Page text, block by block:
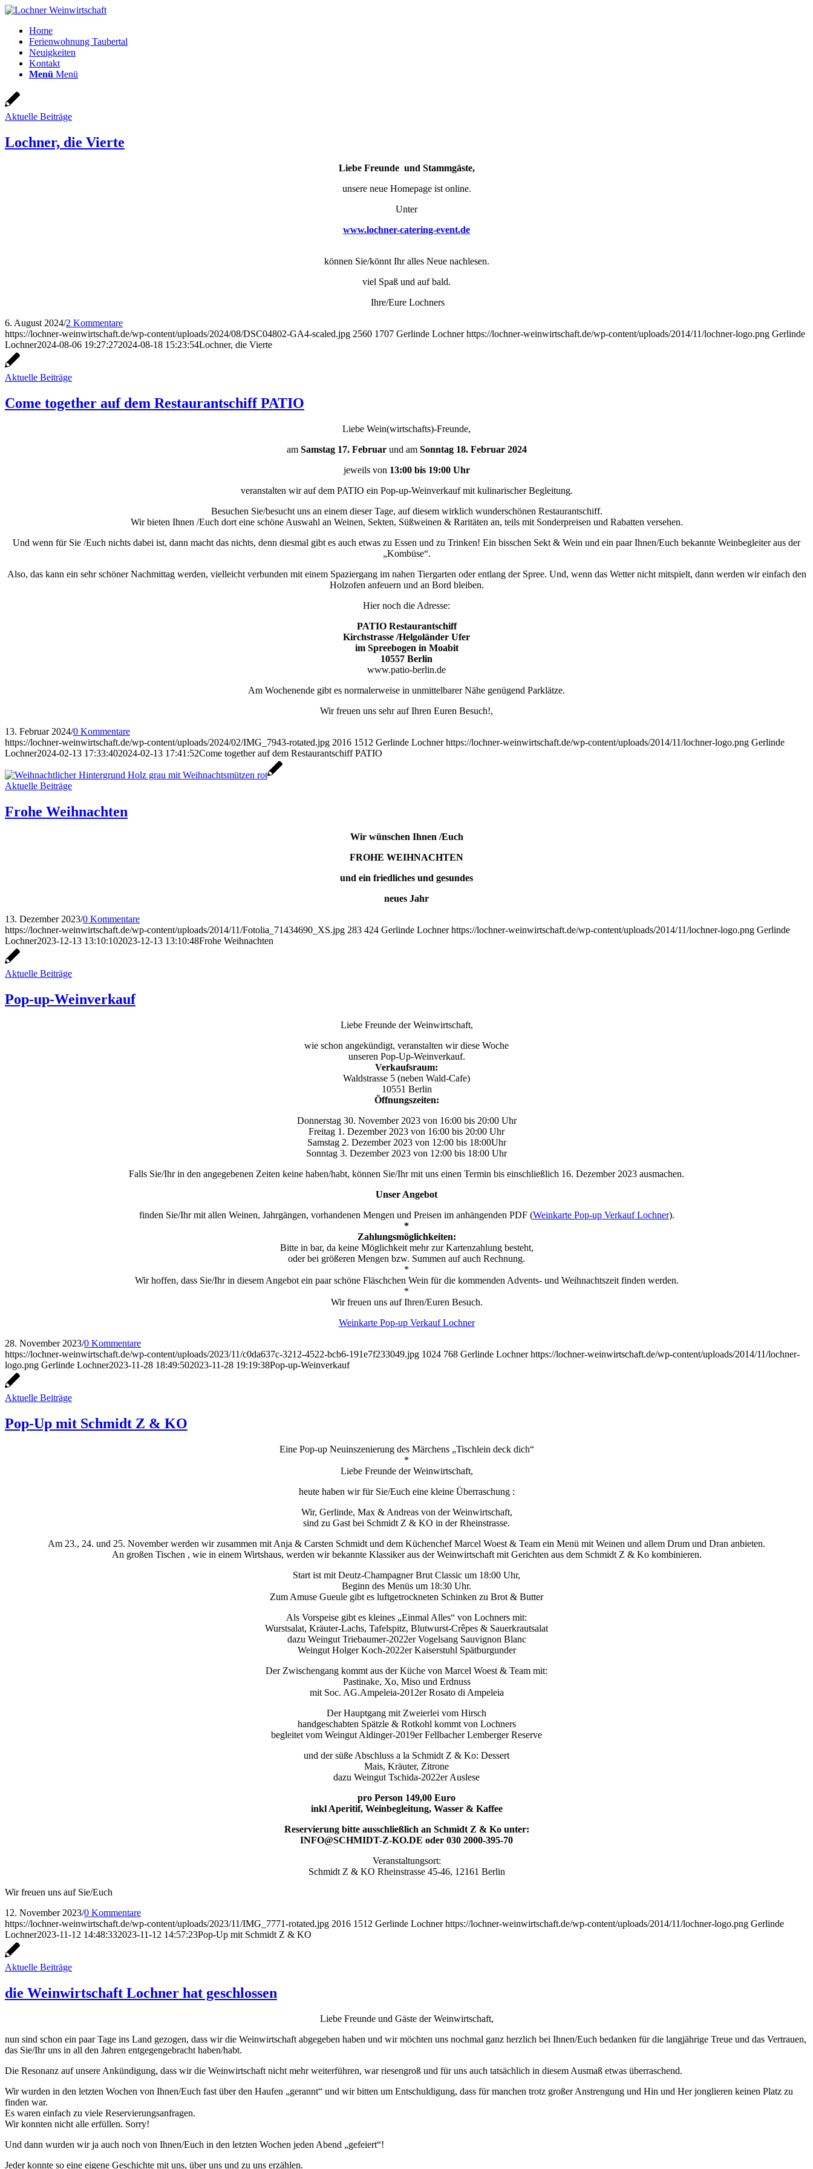
Home
Ferienwohnung Taubertal
Neuigkeiten
Kontakt
Menü Menü
Aktuelle Beiträge
Lochner, die Vierte
Liebe Freunde und Stammgäste,
unsere neue Homepage ist online.
Unter
www.lochner-catering-event.de
können Sie/könnt Ihr alles Neue nachlesen.
viel Spaß und auf bald.
Ihre/Eure Lochners
6. August 2024/2 Kommentare
https://lochner-weinwirtschaft.de/wp-content/uploads/2024/08/DSC04802-GA4-scaled.jpg 2560 1707 Gerlinde Lochner https://lochner-weinwirtschaft.de/wp-content/uploads/2014/11/lochner-logo.png Gerlinde
Lochner2024-08-06 19:27:272024-08-18 15:23:54Lochner, die Vierte
Aktuelle Beiträge
Come together auf dem Restaurantschiff PATIO
Liebe Wein(wirtschafts)-Freunde,
am Samstag 17. Februarund am Sonntag 18. Februar 2024
jeweils von 13:00 bis 19:00 Uhr
veranstalten wir auf dem PATIO ein Pop-up-Weinverkauf mit kulinarischer Begleitung.
Besuchen Sie/besucht uns an einem dieser Tage, auf diesem wirklich wunderschönen Restaurantschiff.
Wir bieten Ihnen /Euch dort eine schöne Auswahl an Weinen, Sekten, Süßweinen & Raritäten an, teils mit Sonderpreisen und Rabatten versehen.
Und wenn für Sie /Euch nichts dabei ist, dann macht das nichts, denn diesmal gibt es auch etwas zu Essen und zu Trinken! Ein bisschen Sekt & Wein und ein paar Ihnen/Euch bekannte Weinbegleiter aus der
„Kombüse“.
Also, das kann ein sehr schöner Nachmittag werden, vielleicht verbunden mit einem Spaziergang im nahen Tiergarten oder entlang der Spree. Und, wenn das Wetter nicht mitspielt, dann werden wir einfach den
Holzofen anfeuern und an Bord bleiben.
Hier noch die Adresse:
PATIO Restaurantschiff
Kirchstrasse /Helgoländer Ufer
im Spreebogen in Moabit
10557 Berlin
www.patio-berlin.de
Am Wochenende gibt es normalerweise in unmittelbarer Nähe genügend Parklätze.
Wir freuen uns sehr auf Ihren Euren Besuch!,
13. Februar 2024/0 Kommentare
https://lochner-weinwirtschaft.de/wp-content/uploads/2024/02/IMG_7943-rotated.jpg 2016 1512 Gerlinde Lochner https://lochner-weinwirtschaft.de/wp-content/uploads/2014/11/lochner-logo.png Gerlinde
Lochner2024-02-13 17:33:402024-02-13 17:41:52Come together auf dem Restaurantschiff PATIO
Aktuelle Beiträge
Frohe Weihnachten
Wir wünschen Ihnen /Euch
FROHE WEIHNACHTEN
und ein friedliches und gesundes
neues Jahr
13. Dezember 2023/0 Kommentare
https://lochner-weinwirtschaft.de/wp-content/uploads/2014/11/Fotolia_71434690_XS.jpg 283 424 Gerlinde Lochner https://lochner-weinwirtschaft.de/wp-content/uploads/2014/11/lochner-logo.png Gerlinde
Lochner2023-12-13 13:10:102023-12-13 13:10:48Frohe Weihnachten
Aktuelle Beiträge
Pop-up-Weinverkauf
Liebe Freunde der Weinwirtschaft,
wie schon angekündigt, veranstalten wir diese Woche
unseren Pop-Up-Weinverkauf.
Verkaufsraum:
Waldstrasse 5 (neben Wald-Cafe)
10551 Berlin
Öffnungszeiten:
Donnerstag 30. November 2023 von 16:00 bis 20:00 Uhr
Freitag 1. Dezember 2023 von 16:00 bis 20:00 Uhr
Samstag 2. Dezember 2023 von 12:00 bis 18:00Uhr
Sonntag 3. Dezember 2023 von 12:00 bis 18:00 Uhr
Falls Sie/Ihr in den angegebenen Zeiten keine haben/habt, können Sie/Ihr mit uns einen Termin bis einschließlich 16. Dezember 2023 ausmachen.
Unser Angebot
finden Sie/Ihr mit allen Weinen, Jahrgängen, vorhandenen Mengen und Preisen im anhängenden PDF (Weinkarte Pop-up Verkauf Lochner).
*
Zahlungsmöglichkeiten:
Bitte in bar, da keine Möglichkeit mehr zur Kartenzahlung besteht,
oder bei größeren Mengen bzw. Summen auf auch Rechnung.
*
Wir hoffen, dass Sie/Ihr in diesem Angebot ein paar schöne Fläschchen Wein für die kommenden Advents- und Weihnachtszeit finden werden.
*
Wir freuen uns auf Ihren/Euren Besuch.
Weinkarte Pop-up Verkauf Lochner
28. November 2023/0 Kommentare
https://lochner-weinwirtschaft.de/wp-content/uploads/2023/11/c0da637c-3212-4522-bcb6-191e7f233049.jpg 1024 768 Gerlinde Lochner https://lochner-weinwirtschaft.de/wp-content/uploads/2014/11/lochner-
logo.png Gerlinde Lochner2023-11-28 18:49:502023-11-28 19:19:38Pop-up-Weinverkauf
Aktuelle Beiträge
Pop-Up mit Schmidt Z & KO
Eine Pop-up Neuinszenierung des Märchens „Tischlein deck dich“
*
Liebe Freunde der Weinwirtschaft,
heute haben wir für Sie/Euch eine kleine Überraschung :
Wir, Gerlinde, Max & Andreas von der Weinwirtschaft,
sind zu Gast bei Schmidt Z & KO in der Rheinstrasse.
Am 23., 24. und 25. November werden wir zusammen mit Anja & Carsten Schmidt und dem Küchenchef Marcel Woest & Team ein Menü mit Weinen und allem Drum und Dran anbieten.
An großen Tischen , wie in einem Wirtshaus, werden wir bekannte Klassiker aus der Weinwirtschaft mit Gerichten aus dem Schmidt Z & Ko kombinieren.
Start ist mit Deutz-Champagner Brut Classic um 18:00 Uhr,
Beginn des Menüs um 18:30 Uhr.
Zum Amuse Gueule gibt es luftgetrockneten Schinken zu Brot & Butter
Als Vorspeise gibt es kleines „Einmal Alles“ von Lochners mit:
Wurstsalat, Kräuter-Lachs, Tafelspitz, Blutwurst-Crêpes & Sauerkrautsalat
dazu Weingut Triebaumer-2022er Vogelsang Sauvignon Blanc
Weingut Holger Koch-2022er Kaiserstuhl Spätburgunder
Der Zwischengang kommt aus der Küche von Marcel Woest & Team mit:
Pastinake, Xo, Miso und Erdnuss
mit Soc. AG.Ampeleia-2012er Rosato di Ampeleia
Der Hauptgang mit Zweierlei vom Hirsch
handgeschabten Spätzle & Rotkohl kommt von Lochners
begleitet vom Weingut Aldinger-2019er Fellbacher Lemberger Reserve
und der süße Abschluss a la Schmidt Z & Ko: Dessert
Mais, Kräuter, Zitrone
dazu Weingut Tschida-2022er Auslese
pro Person 149,00 Euro
inkl Aperitif, Weinbegleitung, Wasser & Kaffee
Reservierung bitte ausschließlich an Schmidt Z & Ko unter:
INFO@SCHMIDT-Z-KO.DE oder 030 2000-395-70
Veranstaltungsort:
Schmidt Z & KO Rheinstrasse 45-46, 12161 Berlin
Wir freuen uns auf Sie/Euch
12. November 2023/0 Kommentare
https://lochner-weinwirtschaft.de/wp-content/uploads/2023/11/IMG_7771-rotated.jpg 2016 1512 Gerlinde Lochner https://lochner-weinwirtschaft.de/wp-content/uploads/2014/11/lochner-logo.png Gerlinde
Lochner2023-11-12 14:48:332023-11-12 14:57:23Pop-Up mit Schmidt Z & KO
Aktuelle Beiträge
die Weinwirtschaft Lochner hat geschlossen
Liebe Freunde und Gäste der Weinwirtschaft,
nun sind schon ein paar Tage ins Land gezogen, dass wir die Weinwirtschaft abgegeben haben und wir möchten uns nochmal ganz herzlich bei Ihnen/Euch bedanken für die langjährige Treue und das Vertrauen,
das Sie/Ihr uns in all den Jahren entgegengebracht haben/habt.
Die Resonanz auf unsere Ankündigung, dass wir die Weinwirtschaft nicht mehr weiterführen, war riesengroß und für uns auch tatsächlich in diesem Ausmaß etwas überraschend.
Wir wurden in den letzten Wochen von Ihnen/Euch fast über den Haufen „gerannt“ und wir bitten um Entschuldigung, dass für manchen trotz großer Anstrengung und Hin und Her jonglieren keinen Platz zu
finden war.
Es waren einfach zu viele Reservierungsanfragen.
Wir konnten nicht alle erfüllen. Sorry!
Und dann wurden wir ja auch noch von Ihnen/Euch in den letzten Wochen jeden Abend „gefeiert“!
Jeder konnte so eine eigene Geschichte mit uns, über uns und zu uns erzählen.